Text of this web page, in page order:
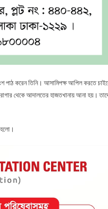
পাঠ করেন তিনি। আসামিপক্ষ আপিল করতে
থেকে আদালতের হাজতখানায় আনা হয়।
হলো।